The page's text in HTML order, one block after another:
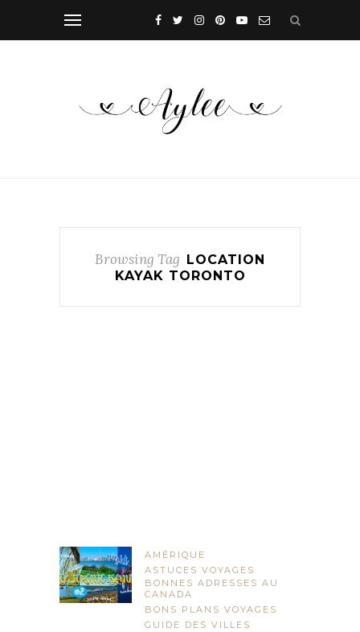
Browsing Tag
LOCATION
KAYAK TORONTO
AMÉRIQUE
ASTUCES VOYAGES
BONNES ADRESSES AU
CANADA
BONS PLANS VOYAGES
GUIDE DES VILLES